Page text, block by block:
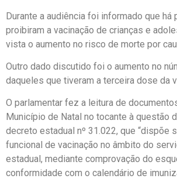
Durante a audiência foi informado que há
proibiram a vacinação de crianças e
vista o aumento no risco de morte por
Outro dado discutido foi o aumento no
daqueles que tiveram a terceira dose da
O parlamentar fez a leitura de
Município de Natal no tocante à questão
decreto estadual nº 31.022, que “dispõe
funcional de vacinação no âmbito do
estadual, mediante comprovação do
conformidade com o calendário de